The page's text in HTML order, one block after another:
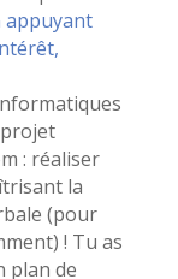
appuyant
: réaliser
la
(pour
! Tu as
plan de